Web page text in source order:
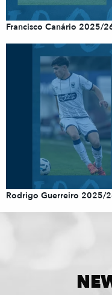
Francisco Canário 2025/
Rodrigo Guerreiro 2025/